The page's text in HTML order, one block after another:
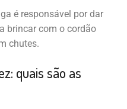
é responsável por dar
brincar com o cordão
chutes.
quais são as